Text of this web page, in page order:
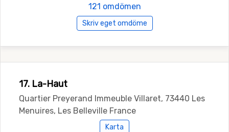
121 omdömen
Skriv eget omdöme
17. La-Haut
Quartier Preyerand Immeuble Villaret, 73440 Les
Menuires, Les Belleville France
Karta